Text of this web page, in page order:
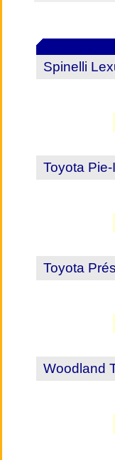
Spinelli
Toyota Pie-
Toyota
Woodland